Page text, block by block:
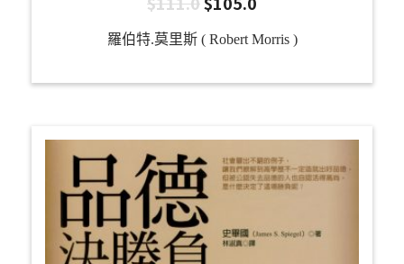
羅伯特.莫里斯 ( Robert Morris )